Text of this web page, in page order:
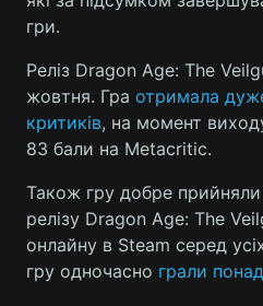
Екологія
Лонгріди
Відео з Youtube
Інтерв'ю
Архів
Контакти
гри.
Реліз Dragon Age: The
жовтня. Гра отримала
критиків, на момент
83 бали на Metacritic.
Також гру добре прийняли
релізу Dragon Age: The
онлайну в Steam серед
гру одночасно грали